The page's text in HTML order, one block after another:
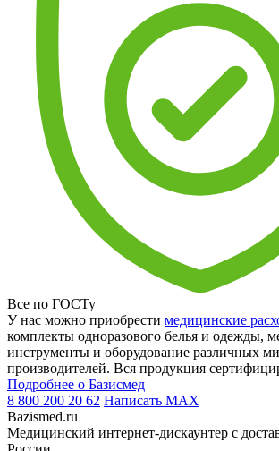
Все по ГОСТу
У нас можно приобрести медицинские
комплекты одноразового белья и одежды,
инструменты и оборудование различных
производителей. Вся продукция
Подробнее о Базисмед
8 800 200 20 62 Написать MAX
Bazismed.ru
Медицинский интернет-дискаунтер с